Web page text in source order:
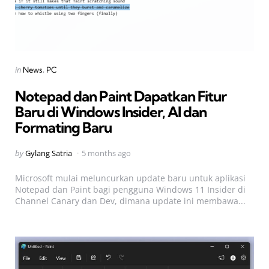
Categories
Posted
in News PC
Notepad dan Paint Dapatkan Fitur
Baru di Windows Insider, AI dan
Formating Baru
Posted
byGylang Satria 5 months ago
Microsoft mulai meluncurkan update baru untuk aplikasi
Notepad dan Paint bagi pengguna Windows 11 Insider di
Channel Canary dan Dev, dimana update ini membawa...